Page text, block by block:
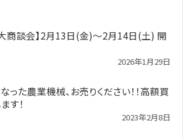
大商談会】2月13日(金)～2月14日(土) 開
2026年1月29日
った農業機械、お売りください！！高額買
す！
2023年2月8日